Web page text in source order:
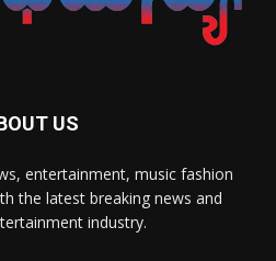
US
entertainment, music fashion
the latest breaking news and
industry.